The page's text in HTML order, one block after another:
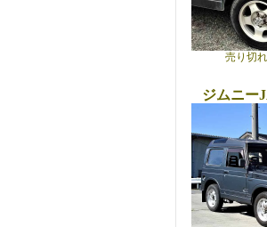
売り切
ジムニー